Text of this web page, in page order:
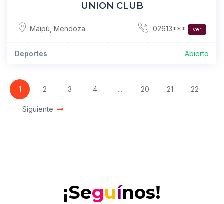
UNION CLUB
Maipú Mendoza 02613*** ver
Deportes Abierto
1 2 3 4 ... 20 21 22
Siguiente
¡Seguínos!